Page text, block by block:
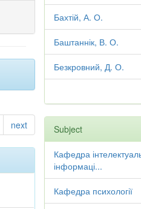
next
Бахтій, А. О.
Баштаннік, В. О.
Безкровний, Д. О.
Subject
Кафедра
інформаці...
Кафедра психології